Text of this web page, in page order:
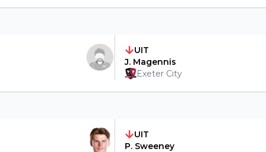
UIT
P. Sweeney
UIT
J. Magennis
Exeter City